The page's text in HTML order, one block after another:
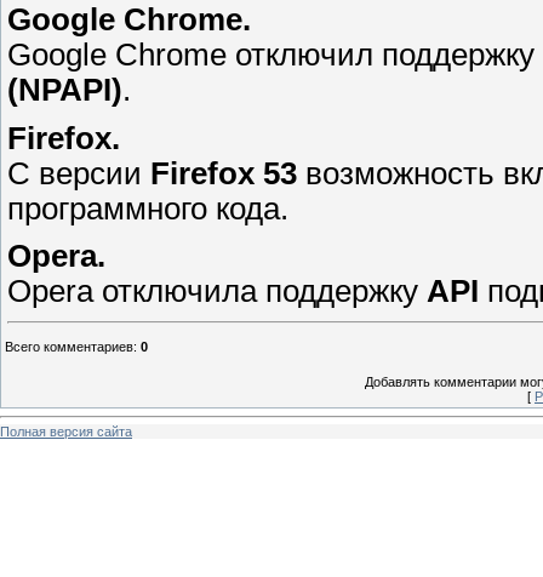
Google Chrome.
Google Chrome отключил поддержку
(NPAPI).
Firefox.
С версии Firefox 53 возможность
программного кода.
Opera.
Opera отключила поддержку API
Всего комментариев: 0
Добавлять комментарии
[
Полная версия сайта